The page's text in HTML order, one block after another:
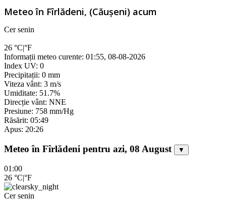
Meteo în Fîrlădeni, (Căușeni) acum
Cer senin
26 °C|°F
Informații meteo curente: 01:55, 08-08-2026
Index UV: 0
Precipitații: 0 mm
Viteza vânt: 3 m/s
Umiditate: 51.7%
Direcție vânt: NNE
Presiune: 758 mm/Hg
Răsărit: 05:49
Apus: 20:26
Meteo în Fîrlădeni pentru azi, 08 August ▼
01:00
26 °C|°F
Cer senin